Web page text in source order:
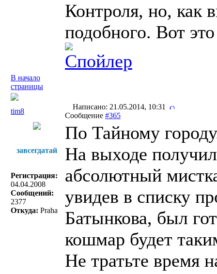
Контроля, но, как
подобного. Вот
Спойлер
В начало
страницы
tim8
Написано: 21.05.2014, 10:31
Сообщение #365
завсегдатай
Регистрация:
04.04.2008
Сообщений:
2377
Откуда: Praha
По Тайному
На выходе
абсолютный
увидев в списку
Батынкова, был
кошмар будет
Не тратьте время